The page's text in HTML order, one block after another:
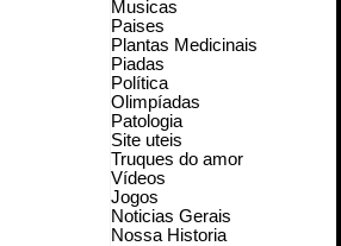
Musicas
Paises
Plantas Medicinais
Piadas
Política
Olimpíadas
Patologia
Site uteis
Truques do amor
Vídeos
Jogos
Noticias Gerais
Nossa Historia